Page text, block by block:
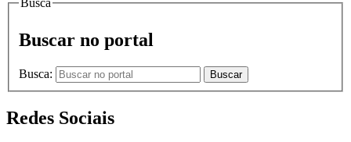
Buscar no portal
Busca: Buscar
Redes Sociais